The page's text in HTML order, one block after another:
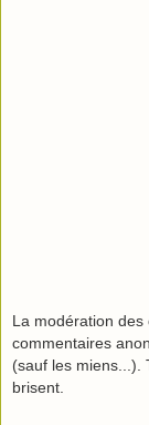
La modération
commentaires
(sauf les miens...).
brisent.